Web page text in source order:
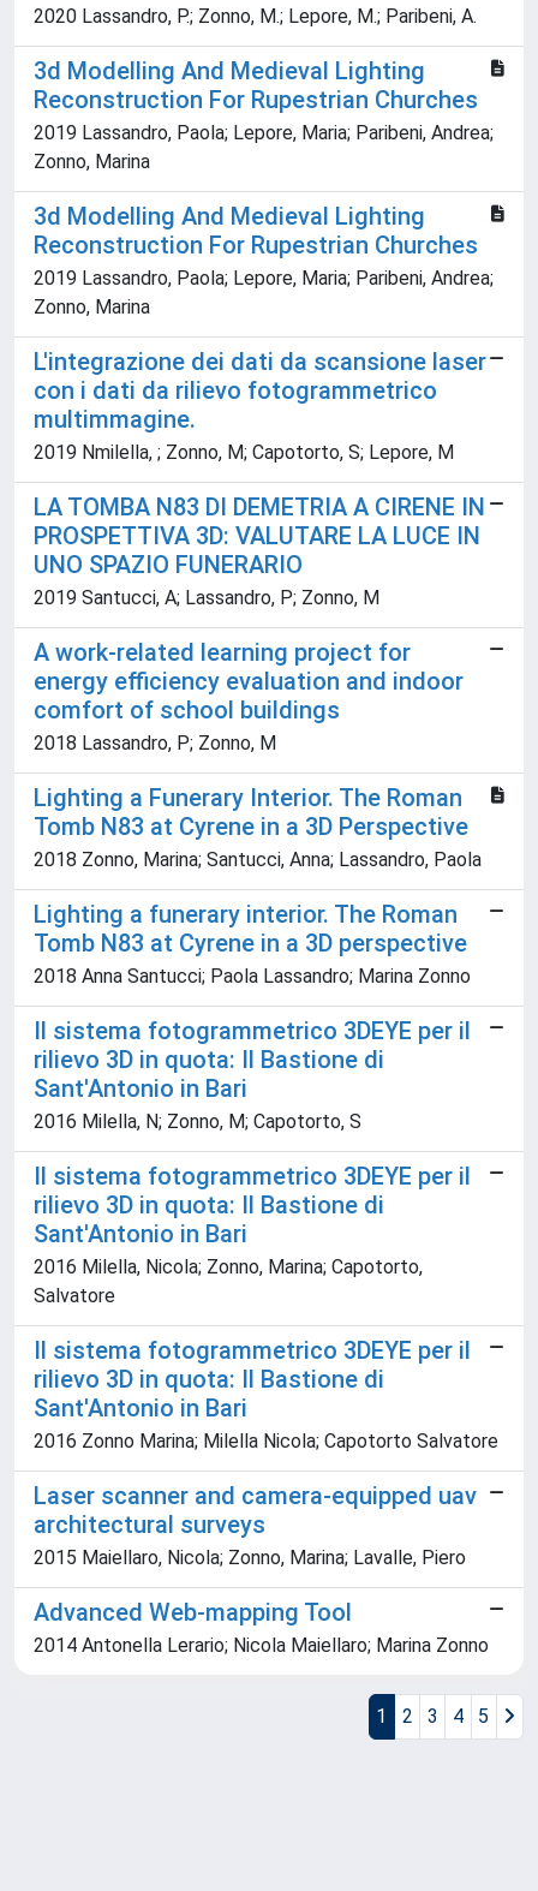
2020 Lassandro, P.; Zonno, M.; Lepore, M.; Paribeni, A.
3d Modelling And Medieval Lighting
Reconstruction For Rupestrian Churches
2019 Lassandro, Paola; Lepore, Maria; Paribeni, Andrea;
Zonno, Marina
3d Modelling And Medieval Lighting
Reconstruction For Rupestrian Churches
2019 Lassandro, Paola; Lepore, Maria; Paribeni, Andrea;
Zonno, Marina
L'integrazione dei dati da scansione laser
con i dati da rilievo fotogrammetrico
multimmagine.
2019 Nmilella, ; Zonno, M; Capotorto, S; Lepore, M
LA TOMBA N83 DI DEMETRIA A CIRENE IN
PROSPETTIVA 3D: VALUTARE LA LUCE IN
UNO SPAZIO FUNERARIO
2019 Santucci, A; Lassandro, P; Zonno, M
A work-related learning project for
energy efficiency evaluation and indoor
comfort of school buildings
2018 Lassandro, P; Zonno, M
Lighting a Funerary Interior. The Roman
Tomb N83 at Cyrene in a 3D Perspective
2018 Zonno, Marina; Santucci, Anna; Lassandro, Paola
Lighting a funerary interior. The Roman
Tomb N83 at Cyrene in a 3D perspective
2018 Anna Santucci; Paola Lassandro; Marina Zonno
Il sistema fotogrammetrico 3DEYE per il
rilievo 3D in quota: Il Bastione di
Sant'Antonio in Bari
2016 Milella, N; Zonno, M; Capotorto, S
Il sistema fotogrammetrico 3DEYE per il
rilievo 3D in quota: Il Bastione di
Sant'Antonio in Bari
2016 Milella, Nicola; Zonno, Marina; Capotorto,
Salvatore
Il sistema fotogrammetrico 3DEYE per il
rilievo 3D in quota: Il Bastione di
Sant'Antonio in Bari
2016 Zonno Marina; Milella Nicola; Capotorto Salvatore
Laser scanner and camera-equipped uav
architectural surveys
2015 Maiellaro, Nicola; Zonno, Marina; Lavalle, Piero
Advanced Web-mapping Tool
2014 Antonella Lerario; Nicola Maiellaro; Marina Zonno
1 2 3 4 5